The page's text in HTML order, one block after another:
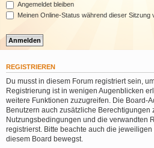
Angemeldet bleiben
Meinen Online-Status während dieser Sitzung
REGISTRIEREN
Du musst in diesem Forum registriert sein,
Registrierung ist in wenigen Augenblicken
weitere Funktionen zuzugreifen. Die Board-
Benutzern auch zusätzliche Berechtigungen
Nutzungsbedingungen und die verwandten
registrierst. Bitte beachte auch die
diesem Board bewegst.